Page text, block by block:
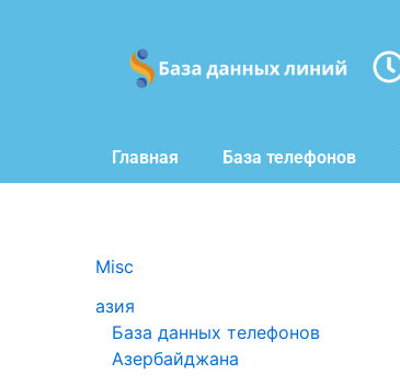
Главная База телефонов
Misc
азия
База данных телефонов
Азербайджана